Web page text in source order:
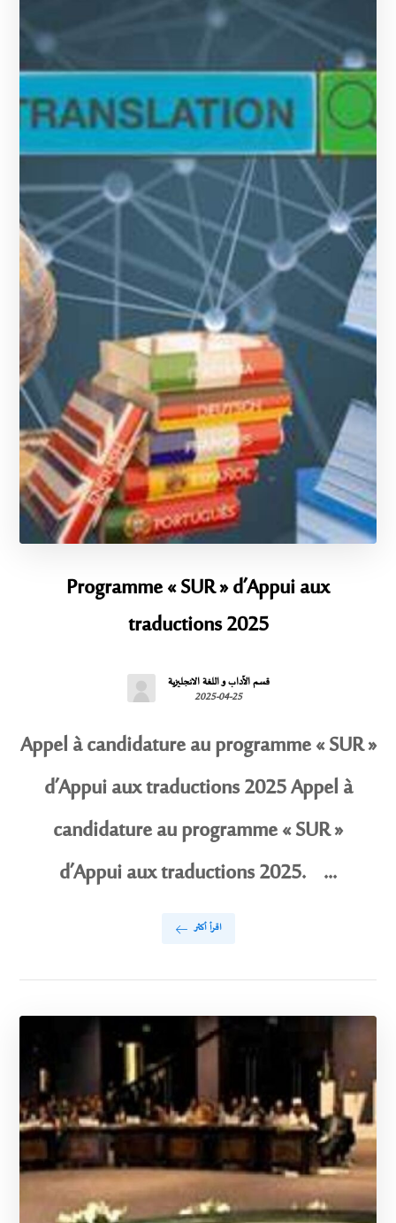
Programme « SUR » d’Appui aux
traductions 2025
قسم الآداب و اللغة الانجليزية
2025-04-25
Appel à candidature au programme « SUR »
d’Appui aux traductions 2025 Appel à
candidature au programme « SUR »
d’Appui aux traductions 2025. ...
اقرأ أكثر